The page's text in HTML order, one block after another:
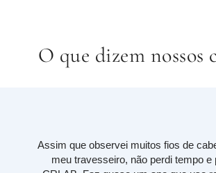
O que dizem nossos
Assim que observei muitos fios de
meu travesseiro, não perdi tempo e